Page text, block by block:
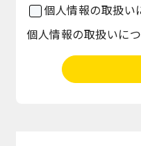
個人情報の取扱い
個人情報の取扱いに